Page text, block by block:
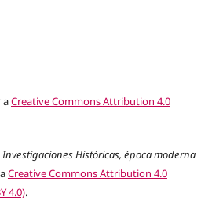
aCreative Commons Attribution 4.0
Investigaciones Históricas, época moderna
Creative Commons Attribution 4.0
4.0).